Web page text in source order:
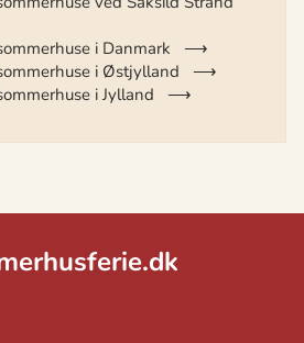
i Danmark
i Østjylland
i Jylland